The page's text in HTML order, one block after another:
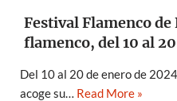
Festival Flamenco
flamenco, del 10 al
Del 10 al 20 de enero de
acoge su… Read More »